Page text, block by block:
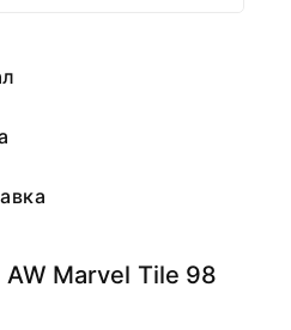
AW Marvel Tile 98